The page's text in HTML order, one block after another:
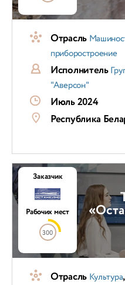
Отрасль
приборостроение
Исполнитель
"Аверсон"
Июль 2024
Республика
Заказчик
Рабочих мест
300
Отрасль Культура,